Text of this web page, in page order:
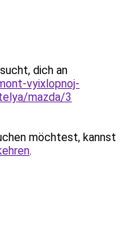
dich an
vyixlopnoj-
mazda/3
möchtest, kannst
.